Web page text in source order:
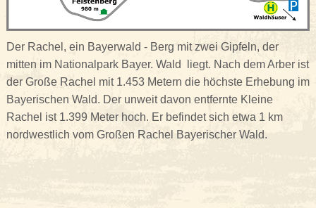
Der Rachel, ein Bayerwald - Berg mit zwei Gipfeln, der
mitten im Nationalpark Bayer. Wald liegt. Nach dem Arber ist
der Große Rachel mit 1.453 Metern die höchste Erhebung im
Bayerischen Wald. Der unweit davon entfernte Kleine
Rachel ist 1.399 Meter hoch. Er befindet sich etwa 1 km
nordwestlich vom Großen Rachel Bayerischer Wald.